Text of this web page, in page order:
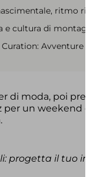
ritmo
e cultura di
Avventure
di moda, poi
per un weekend
progetta il tuo